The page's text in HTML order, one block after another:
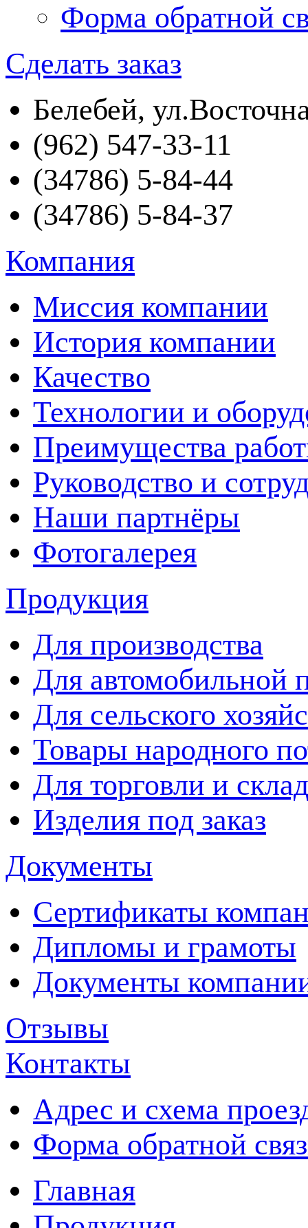
Форма обратной
Сделать заказ
Белебей,
(962) 547-33-11
(34786) 5-84-44
(34786) 5-84-37
Компания
Миссия компании
История компании
Качество
Технологии и
Преимущества
Руководство и
Наши партнёры
Фотогалерея
Продукция
Для производства
Для автомобильной
Для сельского
Товары народного
Для торговли и
Изделия под заказ
Документы
Сертификаты
Дипломы и грамоты
Документы
Отзывы
Контакты
Адрес и схема
Форма обратной
Главная